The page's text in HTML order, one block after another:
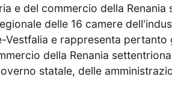
e del commercio della Renania
delle 16 camere
Vestfalia e rappresenta pertanto
della Renania
statale, delle